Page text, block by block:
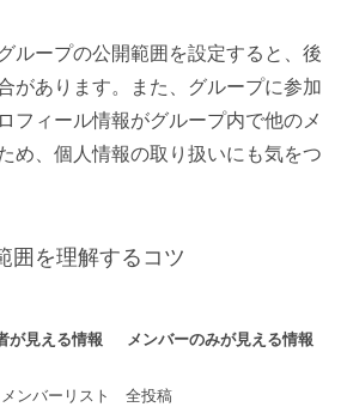
ループの公開範囲を設定すると、後
があります。また、グループに参加
フィール情報がグループ内で他のメ
め、個人情報の取り扱いにも気をつ
囲を理解するコツ
が見える情報 メンバーのみが見える情報
ンバーリスト 全投稿